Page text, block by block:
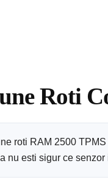
Roti
roti RAM 2500
nu esti sigur ce